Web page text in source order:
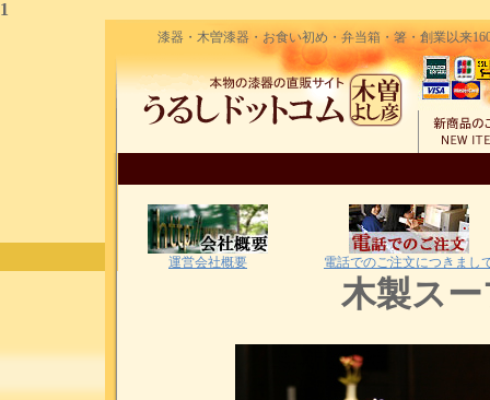
1
漆器・木曽漆器・お食い初め・弁当箱・箸・創業以来
運営会社概要 電話でのご注文につきまし
木製ス